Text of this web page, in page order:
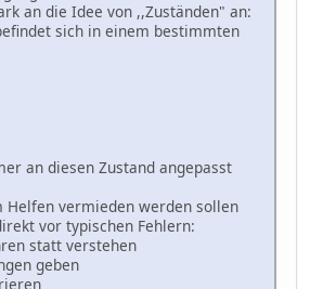
an die Idee von ,,Zuständen" an:
sich in einem bestimmten
an diesen Zustand angepasst
Helfen vermieden werden sollen
vor typischen Fehlern:
statt verstehen
geben